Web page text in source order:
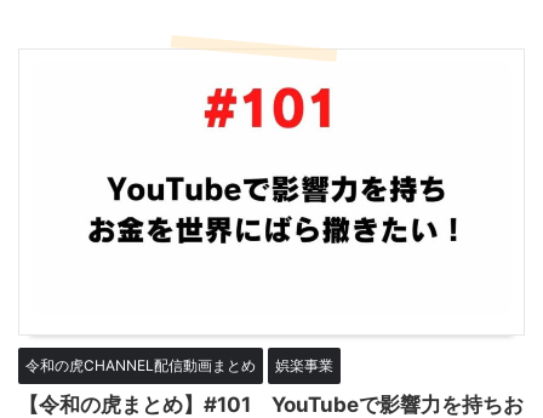
令和の虎CHANNEL配信動画まとめ 娯楽事業
【令和の虎まとめ】#101 YouTubeで影響力を持ちお